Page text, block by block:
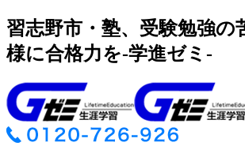
習志野市・塾、受験勉強の
様に合格力を-学進ゼミ-